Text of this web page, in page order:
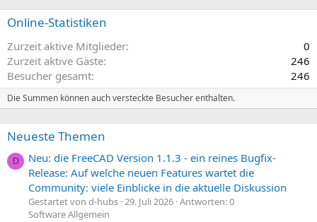
e
n
:
Online-Statistiken
Zurzeit aktive Mitglieder
0
Zurzeit aktive Gäste
246
Besucher gesamt
246
Die Summen können auch versteckte Besucher enthalten.
Neueste Themen
D
Neu: die FreeCAD Version 1.1.3 - ein reines Bugfix-
Release: Auf welche neuen Features wartet die
Community: viele Einblicke in die aktuelle Diskussion
Gestartet von d-hubs 29. Juli 2026 Antworten: 0
Software Allgemein